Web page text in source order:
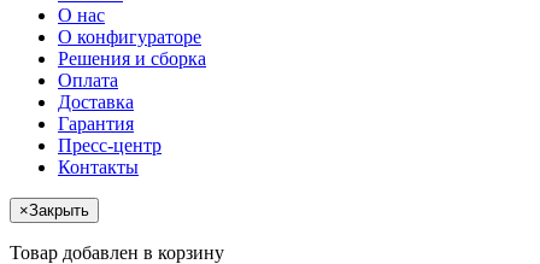
О нас
О конфигураторе
Решения и сборка
Оплата
Доставка
Гарантия
Пресс-центр
Контакты
×Закрыть
Товар добавлен в корзину